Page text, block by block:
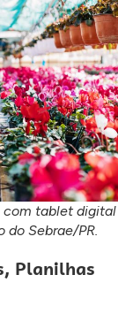
com tablet digital
Sebrae/PR.
Planilhas